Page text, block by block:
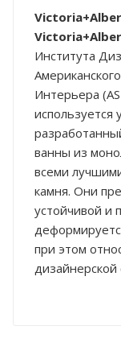
Института
Интерьера
ванны из
всеми
камня. Они
устойчивой и
при этом
дизайнерской